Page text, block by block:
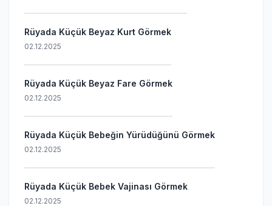
Rüyada Küçük Beyaz Kurt Görmek
02.12.2025
Rüyada Küçük Beyaz Fare Görmek
02.12.2025
Rüyada Küçük Bebeğin Yürüdüğünü Görmek
02.12.2025
Rüyada Küçük Bebek Vajinası Görmek
02.12.2025